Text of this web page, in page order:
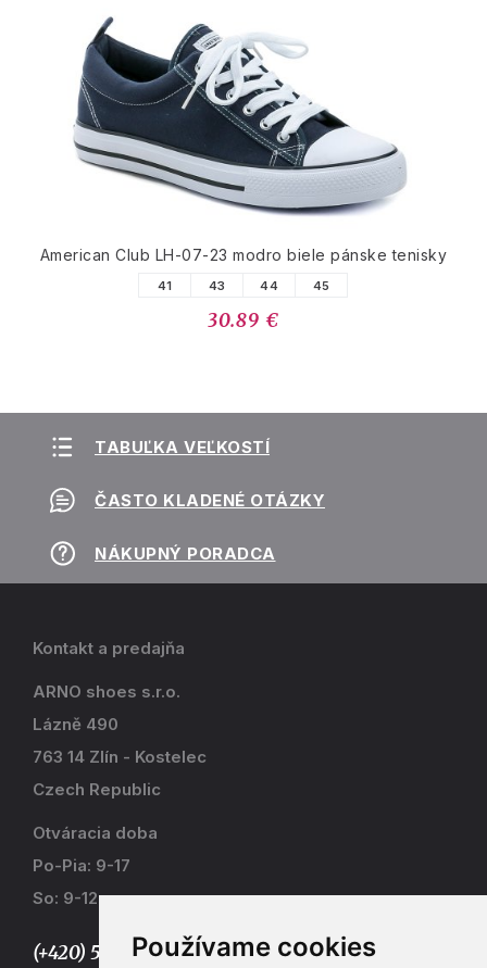
Používame cookies
American Club LH-07-23 modro biele pánske tenisky
41 43 44 45
30.89 €
TABUĽKA VEĽKOSTÍ
ČASTO KLADENÉ OTÁZKY
NÁKUPNÝ PORADCA
Kontakt a predajňa
ARNO shoes s.r.o.
Lázně 490
763 14 Zlín - Kostelec
Czech Republic
Otváracia doba
Po-Pia: 9-17
So: 9-12
(+420) 577 915 036,